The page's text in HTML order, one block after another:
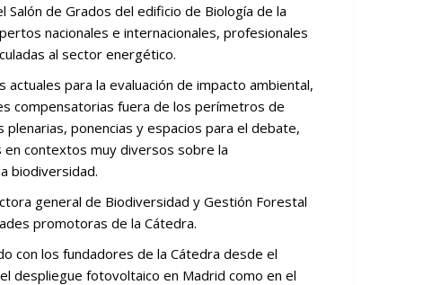
de Grados del edificio de Biología de la
nacionales e internacionales, profesionales
al sector energético.
para la evaluación de impacto ambiental,
compensatorias fuera de los perímetros de
ponencias y espacios para el debate,
contextos muy diversos sobre la
biodiversidad.
general de Biodiversidad y Gestión Forestal
promotoras de la Cátedra.
con los fundadores de la Cátedra desde el
despliegue fotovoltaico en Madrid como en el